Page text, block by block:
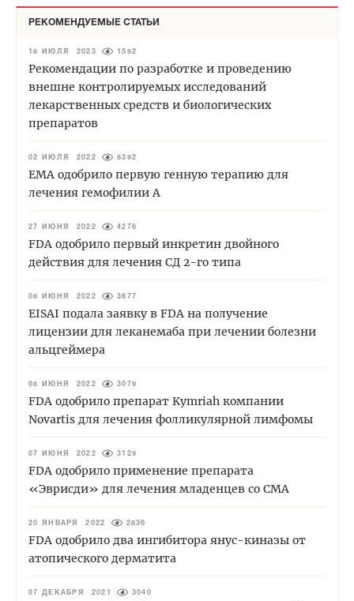
РЕКОМЕНДУЕМЫЕ СТАТЬИ
18 ИЮЛЯ 2023 1592
Рекомендации по разработке и проведению
внешне контролируемых исследований
лекарственных средств и биологических
препаратов
02 ИЮЛЯ 2022 8392
EMA одобрило первую генную терапию для
лечения гемофилии А
27 ИЮНЯ 2022 4276
FDA одобрило первый инкретин двойного
действия для лечения СД 2-го типа
08 ИЮНЯ 2022 3677
EISAI подала заявку в FDA на получение
лицензии для леканемаба при лечении болезни
альцгеймера
08 ИЮНЯ 2022 3079
FDA одобрило препарат Kymriah компании
Novartis для лечения фолликулярной лимфомы
07 ИЮНЯ 2022 3129
FDA одобрило применение препарата
«Эврисди» для лечения младенцев со СМА
20 ЯНВАРЯ 2022 2836
FDA одобрило два ингибитора янус-киназы от
атопического дерматита
07 ДЕКАБРЯ 2021 3040